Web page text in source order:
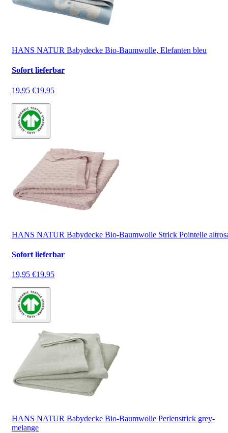
HANS NATUR Babydecke Bio-Baumwolle, Elefanten bleu
Sofort lieferbar
19,95 €19.95
HANS NATUR Babydecke Bio-Baumwolle Strick Pointelle
Sofort lieferbar
19,95 €19.95
HANS NATUR Babydecke Bio-Baumwolle Perlenstrick grey-
melange